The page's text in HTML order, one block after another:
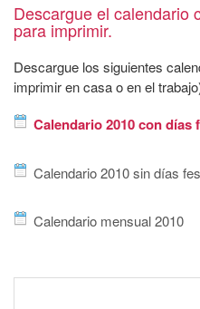
Descargue el calendario
para imprimir.
Descargue los siguientes
imprimir en casa o en el
Calendario 2010 con días
Calendario 2010 sin días
Calendario mensual 2010